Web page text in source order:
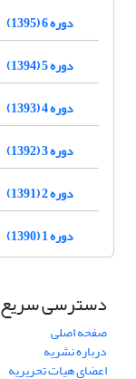
دوره 6 (1395)
دوره 5 (1394)
دوره 4 (1393)
دوره 3 (1392)
دوره 2 (1391)
دوره 1 (1390)
دسترسی سریع
صفحه اصلی
درباره نشریه
اعضای هیات تحریریه